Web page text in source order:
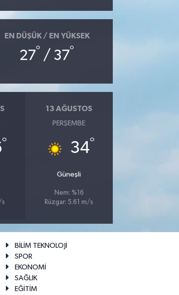
EN DÜŞÜK / EN YÜKSEK
27° / 37°
°
s
13 AĞUSTOS
PERŞEMBE
34°
Güneşli
Nem: %16
Rüzgar: 5.61 m/s
BİLİM TEKNOLOJİ
SPOR
EKONOMİ
SAĞLIK
EĞİTİM